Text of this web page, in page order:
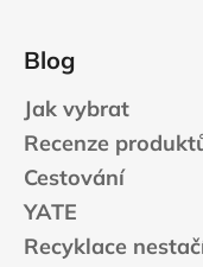
Blog
Jak vybrat
Recenze
Cestování
YATE
Recyklace